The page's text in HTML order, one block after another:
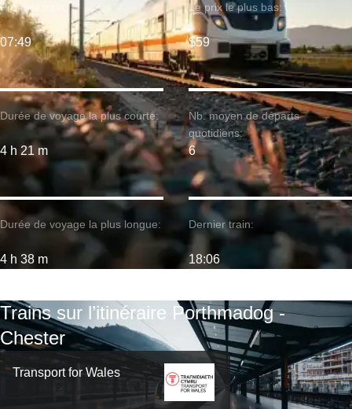
Durée de voyage la plus courte:
4 h 21 m
Premier train:
07:49
Durée de voyage la plus longue:
4 h 38 m
Le prix le plus bas:
$59
Nb. moyen de départs
quotidiens:
6
Dernier train:
18:06
Trains sur l’itinéraire Porthmadog -
Chester
Transport for Wales